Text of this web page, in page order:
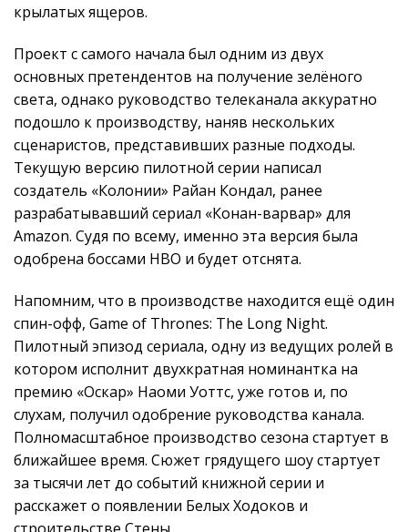
крылатых ящеров.
Проект с самого начала был одним из двух
основных претендентов на получение зелёного
света, однако руководство телеканала аккуратно
подошло к производству, наняв нескольких
сценаристов, представивших разные подходы.
Текущую версию пилотной серии написал
создатель «Колонии» Райан Кондал, ранее
разрабатывавший сериал «Конан-варвар» для
Amazon. Судя по всему, именно эта версия была
одобрена боссами HBO и будет отснята.
Напомним, что в производстве находится ещё один
спин-офф, Game of Thrones: The Long Night.
Пилотный эпизод сериала, одну из ведущих ролей в
котором исполнит двухкратная номинантка на
премию «Оскар» Наоми Уоттс, уже готов и, по
слухам, получил одобрение руководства канала.
Полномасштабное производство сезона стартует в
ближайшее время. Сюжет грядущего шоу стартует
за тысячи лет до событий книжной серии и
расскажет о появлении Белых Ходоков и
строительстве Стены.